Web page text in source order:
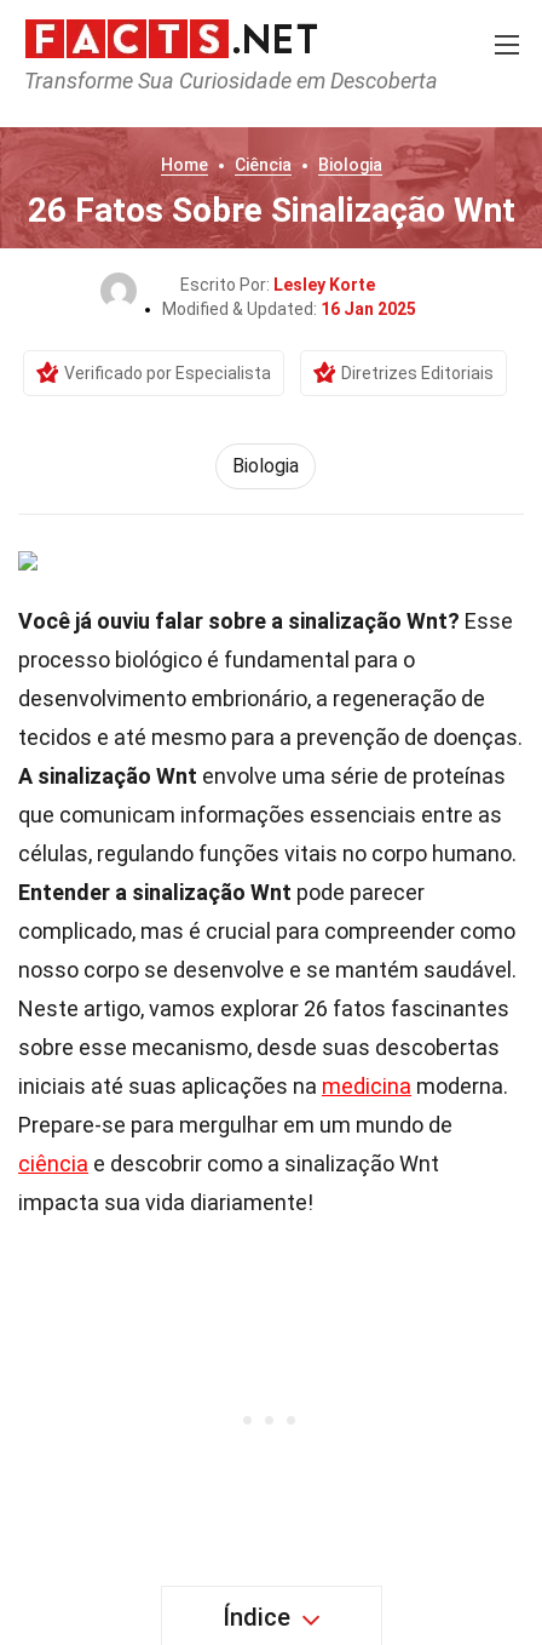
Transforme Sua Curiosidade em Descoberta
Home Ciência Biologia
26 Fatos Sobre Sinalização Wnt
Escrito Por: Lesley Korte
Modified & Updated: 16 Jan 2025
Verificado por Especialista Diretrizes Editoriais
Biologia
Você já ouviu falar sobre a sinalização Wnt? Esse
processo biológico é fundamental para o
desenvolvimento embrionário, a regeneração de
tecidos e até mesmo para a prevenção de doenças.
A sinalização Wnt envolve uma série de proteínas
que comunicam informações essenciais entre as
células, regulando funções vitais no corpo humano.
Entender a sinalização Wnt pode parecer
complicado, mas é crucial para compreender como
nosso corpo se desenvolve e se mantém saudável.
Neste artigo, vamos explorar 26 fatos fascinantes
sobre esse mecanismo, desde suas descobertas
iniciais até suas aplicações na medicina moderna.
Prepare-se para mergulhar em um mundo de
ciência e descobrir como a sinalização Wnt
impacta sua vida diariamente!
Índice